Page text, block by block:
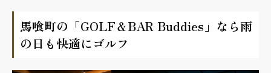
馬喰町の「GOLF＆BAR Buddies」なら雨
の日も快適にゴルフ